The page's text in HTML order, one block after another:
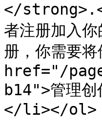
</
者注册加入
册，你需要
href="/
b14">管理
</li></ol>